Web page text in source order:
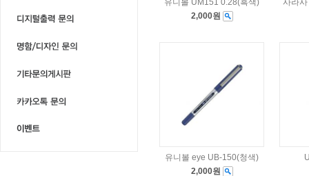
유니볼 UM151 0.28(흑색)
2,000원
사라
유니볼 eye UB-150(청색)
2,000원